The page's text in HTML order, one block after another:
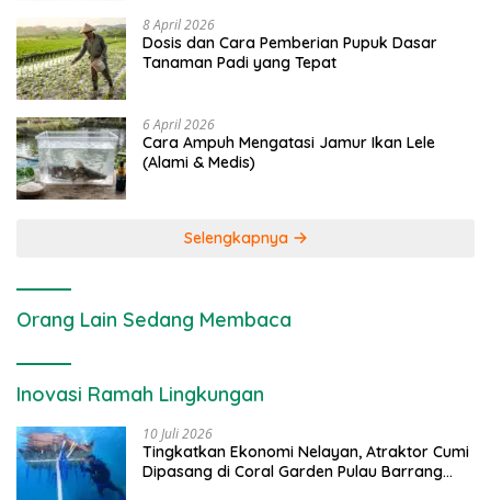
8 April 2026
Dosis dan Cara Pemberian Pupuk Dasar
Tanaman Padi yang Tepat
6 April 2026
Cara Ampuh Mengatasi Jamur Ikan Lele
(Alami & Medis)
Selengkapnya
Orang Lain Sedang Membaca
Inovasi Ramah Lingkungan
10 Juli 2026
Tingkatkan Ekonomi Nelayan, Atraktor Cumi
Dipasang di Coral Garden Pulau Barrang